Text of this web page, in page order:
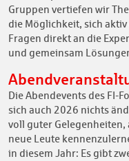
Gruppen vertiefen wir
die Möglichkeit, sich
Fragen direkt an die
und gemeinsam
Die Abendevents des FI-
sich auch 2026 nichts
voll guter Gelegenheiten,
neue Leute
in diesem Jahr: Es gibt